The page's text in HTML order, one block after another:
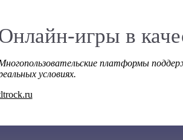
игры в
платформы
условиях.